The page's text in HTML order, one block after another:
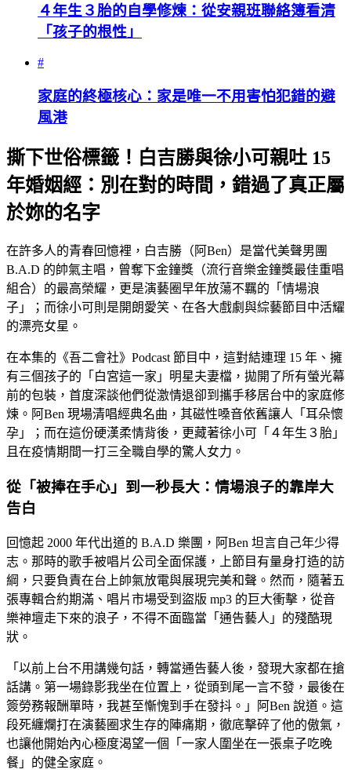
４年生３胎的自學修煉：從安親班聯絡簿看清
「孩子的根性」
#
家庭的終極核心：家是唯一不用害怕犯錯的避
風港
撕下世俗標籤！白吉勝與徐小可親吐 15
年婚姻經：別在對的時間，錯過了真正屬
於妳的名字
在許多人的青春回憶裡，白吉勝（阿Ben）是當代美聲男團
B.A.D 的帥氣主唱，曾奪下金鐘獎（流行音樂金鐘獎最佳重唱
組合）的最高榮耀，更是演藝圈早年放蕩不羈的「情場浪
子」；而徐小可則是開朗愛笑、在各大戲劇與綜藝節目中活耀
的漂亮女星。
在本集的《吾二會社》Podcast 節目中，這對結連理 15 年、擁
有三個孩子的「白宮這一家」明星夫妻檔，拋開了所有螢光幕
前的包裝，首度深談他們從激情退卻到攜手移居台中的家庭修
煉。阿Ben 現場清唱經典名曲，其磁性嗓音依舊讓人「耳朵懷
孕」；而在這份硬漢柔情背後，更藏著徐小可「４年生３胎」
且在疫情期間一打三全職自學的驚人女力。
從「被捧在手心」到一秒長大：情場浪子的靠岸大
告白
回憶起 2000 年代出道的 B.A.D 樂團，阿Ben 坦言自己年少得
志。那時的歌手被唱片公司全面保護，上節目有量身打造的訪
綱，只要負責在台上帥氣放電與展現完美和聲。然而，隨著五
張專輯合約期滿、唱片市場受到盜版 mp3 的巨大衝擊，從音
樂神壇走下來的浪子，不得不面臨當「通告藝人」的殘酷現
狀。
「以前上台不用講幾句話，轉當通告藝人後，發現大家都在搶
話講。第一場錄影我坐在位置上，從頭到尾一言不發，最後在
簽勞務報酬單時，我甚至慚愧到手在發抖。」阿Ben 說道。這
段死纏爛打在演藝圈求生存的陣痛期，徹底擊碎了他的傲氣，
也讓他開始內心極度渴望一個「一家人圍坐在一張桌子吃晚
餐」的健全家庭。